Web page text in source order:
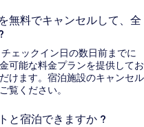
無料でキャンセルして、全
ェックイン日の数日前までに
可能な料金プランを提供してお
けます。宿泊施設のキャンセル
覧ください。
と宿泊できますか ?